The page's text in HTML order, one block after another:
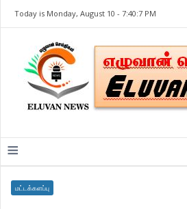
Today is Monday, August 10 -7:40:7 PM
≡
மட்டக்களப்பு